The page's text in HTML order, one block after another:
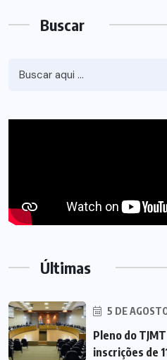
Buscar
Últimas
5 DE
Pleno do
inscrições de